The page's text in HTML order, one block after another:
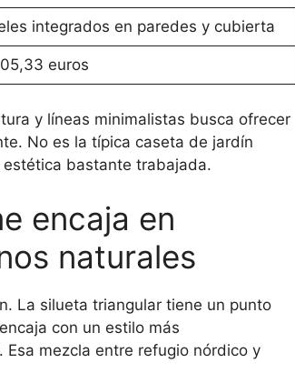
integrados en paredes y cubierta
euros
y líneas minimalistas busca ofrecer
No es la típica caseta de jardín
bastante trabajada.
encaja en
naturales
La silueta triangular tiene un punto
con un estilo más
mezcla entre refugio nórdico y